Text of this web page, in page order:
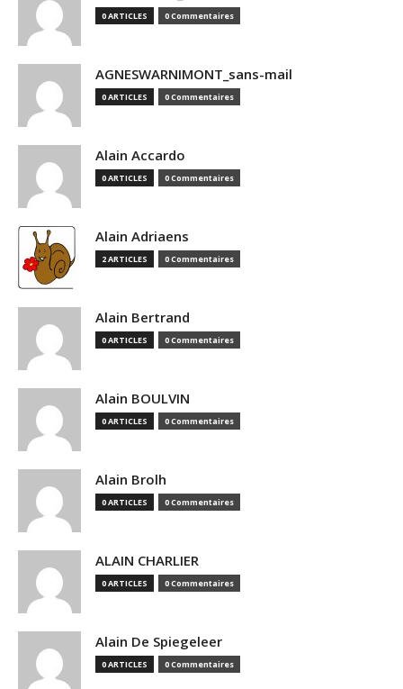
0 ARTICLES 0 Commentaires
AGNESWARNIMONT_sans-mail
0 ARTICLES 0 Commentaires
Alain Accardo
0 ARTICLES 0 Commentaires
Alain Adriaens
2 ARTICLES 0 Commentaires
Alain Bertrand
0 ARTICLES 0 Commentaires
Alain BOULVIN
0 ARTICLES 0 Commentaires
Alain Brolh
0 ARTICLES 0 Commentaires
ALAIN CHARLIER
0 ARTICLES 0 Commentaires
Alain De Spiegeleer
0 ARTICLES 0 Commentaires